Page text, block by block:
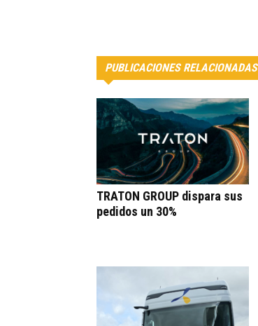
PUBLICACIONES RELACIONADAS
TRATON GROUP dispara sus
pedidos un 30%